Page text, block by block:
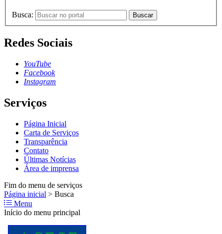
Busca: Buscar
Redes Sociais
YouTube
Facebook
Instagram
Serviços
Página Inicial
Carta de Serviços
Transparência
Contato
Últimas Notícias
Área de imprensa
Fim do menu de serviços
Página inicial > Busca
Menu
Início do menu principal